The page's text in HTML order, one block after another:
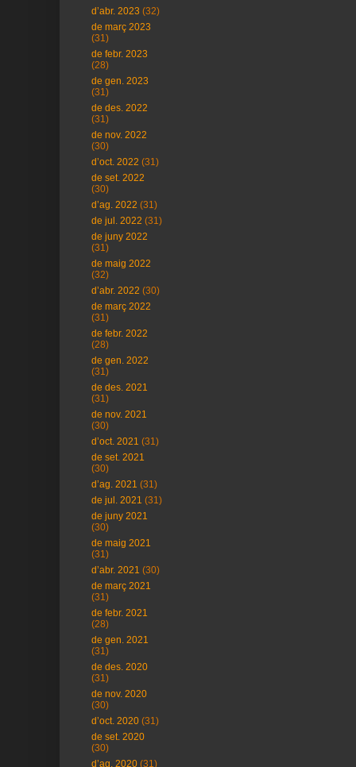
d’abr. 2023 (32)
de març 2023
(31)
de febr. 2023
(28)
de gen. 2023
(31)
de des. 2022
(31)
de nov. 2022
(30)
d’oct. 2022 (31)
de set. 2022
(30)
d’ag. 2022 (31)
de jul. 2022 (31)
de juny 2022
(31)
de maig 2022
(32)
d’abr. 2022 (30)
de març 2022
(31)
de febr. 2022
(28)
de gen. 2022
(31)
de des. 2021
(31)
de nov. 2021
(30)
d’oct. 2021 (31)
de set. 2021
(30)
d’ag. 2021 (31)
de jul. 2021 (31)
de juny 2021
(30)
de maig 2021
(31)
d’abr. 2021 (30)
de març 2021
(31)
de febr. 2021
(28)
de gen. 2021
(31)
de des. 2020
(31)
de nov. 2020
(30)
d’oct. 2020 (31)
de set. 2020
(30)
d’ag. 2020 (31)